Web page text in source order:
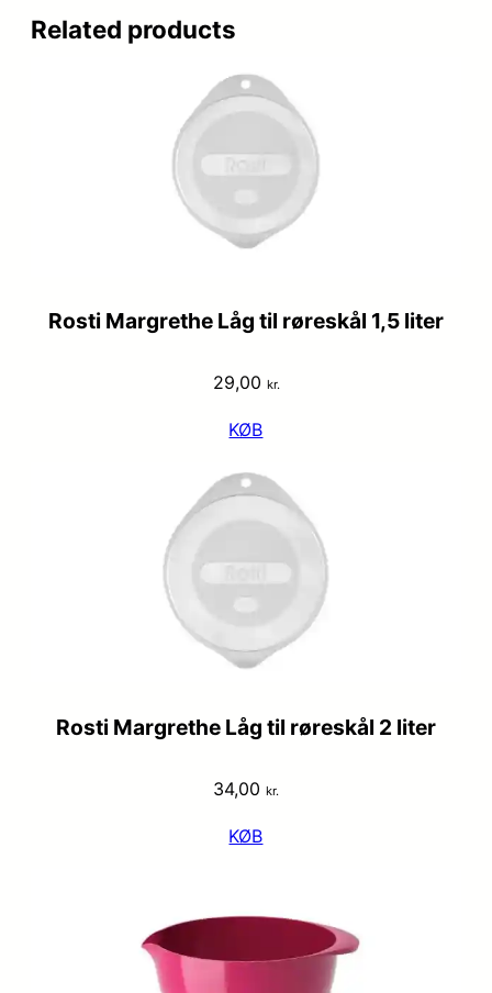
Related products
Rosti Margrethe Låg til røreskål 1,5 liter
29,00 kr.
KØB
Rosti Margrethe Låg til røreskål 2 liter
34,00 kr.
KØB